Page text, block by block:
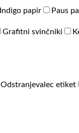
Indigo papir
Paus
Grafitni svinčniki
Odstranjevalec etiket